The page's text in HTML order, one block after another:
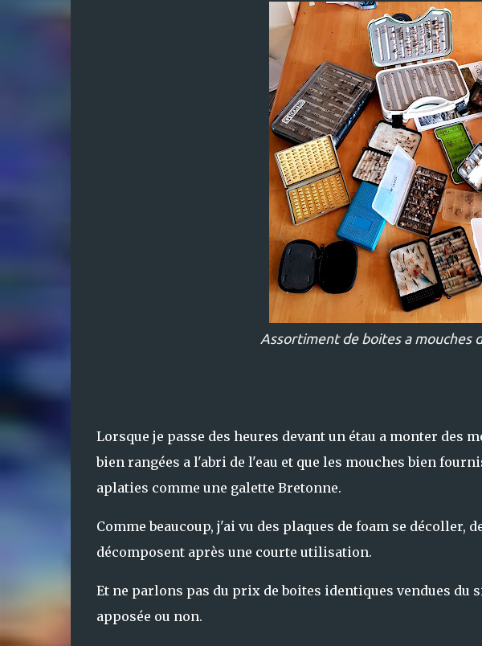
Assortiment de boites a mouches
Lorsque je passe des heures devant un étau a monter des
bien rangées a l'abri de l'eau et que les mouches bien
aplaties comme une galette Bretonne.
Comme beaucoup, j'ai vu des plaques de foam se décoller,
décomposent après une courte utilisation.
Et ne parlons pas du prix de boites identiques vendues du
apposée ou non.